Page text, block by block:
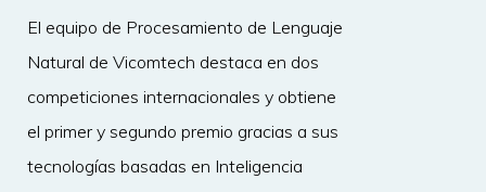
El equipo de Procesamiento de Lenguaje
Natural de Vicomtech destaca en dos
competiciones internacionales y obtiene
el primer y segundo premio gracias a sus
tecnologías basadas en Inteligencia